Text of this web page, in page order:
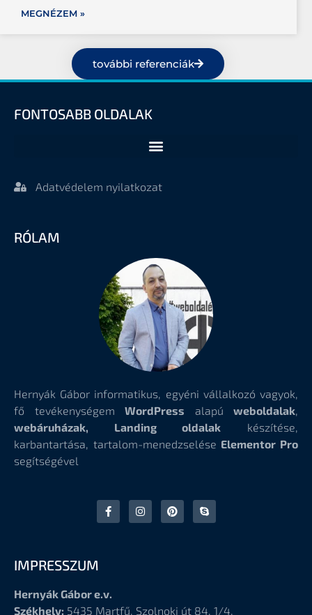
MEGNÉZEM »
további referenciák
FONTOSABB OLDALAK
Adatvédelem nyilatkozat
RÓLAM
Hernyák Gábor informatikus, egyéni vállalkozó vagyok,
fő tevékenységem WordPress alapú weboldalak
webáruházak, Landing oldalak készítése,
karbantartása, tartalom-menedzselése Elementor Pro
segítségével
IMPRESSZUM
Hernyák Gábor e.v.
Székhely: 5435 Martfű, Szolnoki út 84. 1/4.